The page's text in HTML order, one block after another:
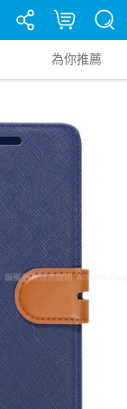
為你推薦